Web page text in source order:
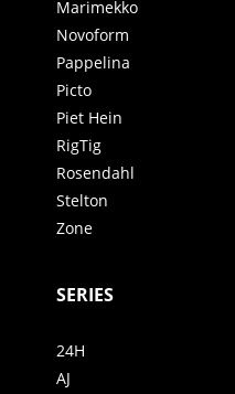
Marimekko
Novoform
Pappelina
Picto
Piet Hein
RigTig
Rosendahl
Stelton
Zone
SERIES
24H
AJ